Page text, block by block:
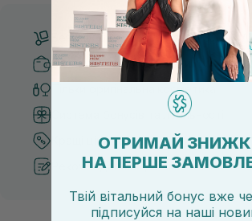
Безкоштовна доставка від 3000
Безпечні способи оплати
Тільки оригінальна косметика
Система бонусів та лояльності
Кращі ціни та топ товари
Рекомендації від косметологів
ОТРИМАЙ
НА ПЕРШЕ
Твій вітальний бонус вже
підписуйся на наші